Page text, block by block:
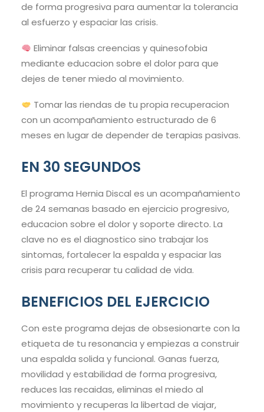
de forma progresiva para aumentar la tolerancia
al esfuerzo y espaciar las crisis.
Eliminar falsas creencias y quinesofobia
mediante educacion sobre el dolor para que
dejes de tener miedo al movimiento.
Tomar las riendas de tu propia recuperacion
con un acompañamiento estructurado de 6
meses en lugar de depender de terapias pasivas.
EN 30 SEGUNDOS
El programa Hernia Discal es un acompañamiento
de 24 semanas basado en ejercicio progresivo,
educacion sobre el dolor y soporte directo. La
clave no es el diagnostico sino trabajar los
sintomas, fortalecer la espalda y espaciar las
crisis para recuperar tu calidad de vida.
BENEFICIOS DEL EJERCICIO
Con este programa dejas de obsesionarte con la
etiqueta de tu resonancia y empiezas a construir
una espalda solida y funcional. Ganas fuerza,
movilidad y estabilidad de forma progresiva,
reduces las recaidas, eliminas el miedo al
movimiento y recuperas la libertad de viajar,